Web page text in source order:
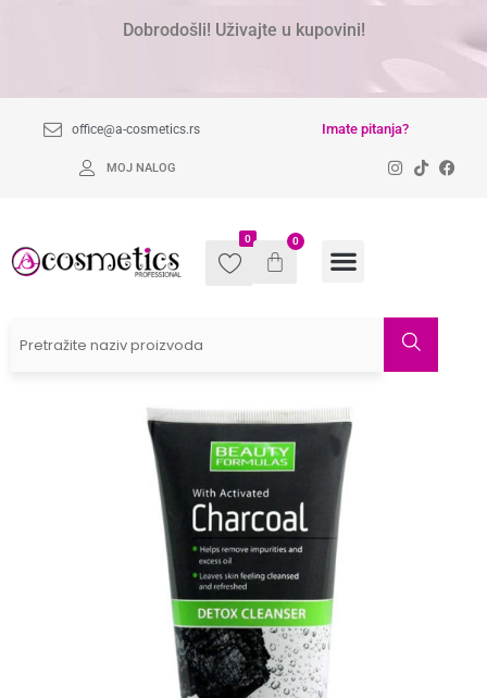
Dobrodošli! Uživajte u kupovini!
office@a-cosmetics.rs Imate pitanja?
MOJ NALOG
0 0